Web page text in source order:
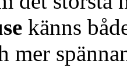
känns
mer